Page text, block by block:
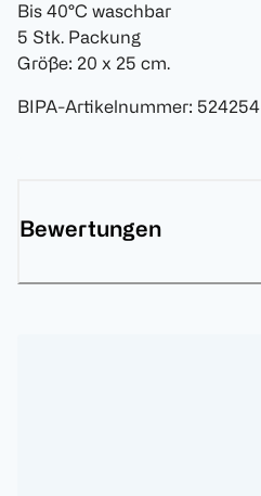
Bis 40°C waschbar
5 Stk. Packung
Größe: 20 x 25 cm.
BIPA-Artikelnummer: 524254
Bewertungen